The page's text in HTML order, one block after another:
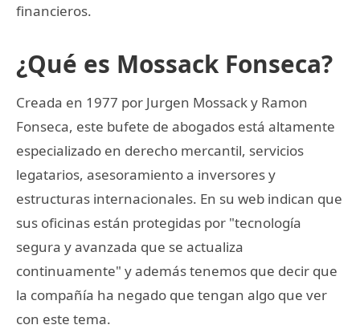
financieros.
¿Qué es Mossack Fonseca?
Creada en 1977 por Jurgen Mossack y Ramon
Fonseca, este bufete de abogados está altamente
especializado en derecho mercantil, servicios
legatarios, asesoramiento a inversores y
estructuras internacionales. En su web indican que
sus oficinas están protegidas por "tecnología
segura y avanzada que se actualiza
continuamente" y además tenemos que decir que
la compañía ha negado que tengan algo que ver
con este tema.